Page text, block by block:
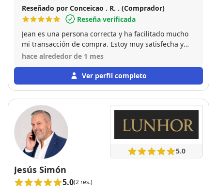
Reseñado por Conceicao . R. . (Comprador)
Reseña verificada
Jean es una persona correcta y ha facilitado mucho
mi transacción de compra. Estoy muy satisfecha y
recomiendo a este gran profesional.
hace alrededor de 1 mes
Ver perfil completo
5.0
Jesús Simón
5.0(2 res.)